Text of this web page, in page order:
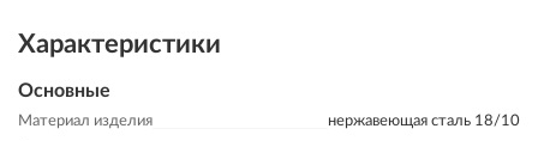
Характеристики
Основные
Материал изделия
нержавеющая сталь 18/10